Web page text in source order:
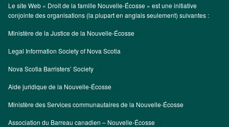
Le site Web « Droit de la famille Nouvelle-Écosse » est une initiative
conjointe des organisations (la plupart en anglais seulement) suivantes :
Ministère de la Justice de la Nouvelle-Écosse
Legal Information Society of Nova Scotia
Nova Scotia Barristers’ Society
Aide juridique de la Nouvelle-Écosse
Ministère des Services communautaires de la Nouvelle-Écosse
Association du Barreau canadien – Nouvelle-Écosse